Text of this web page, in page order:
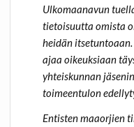
Ulkomaanavun
tietoisuutta omista
heidän
ajaa oikeuksiaan
yhteiskunnan
toimeentulon
Entisten maaorjien